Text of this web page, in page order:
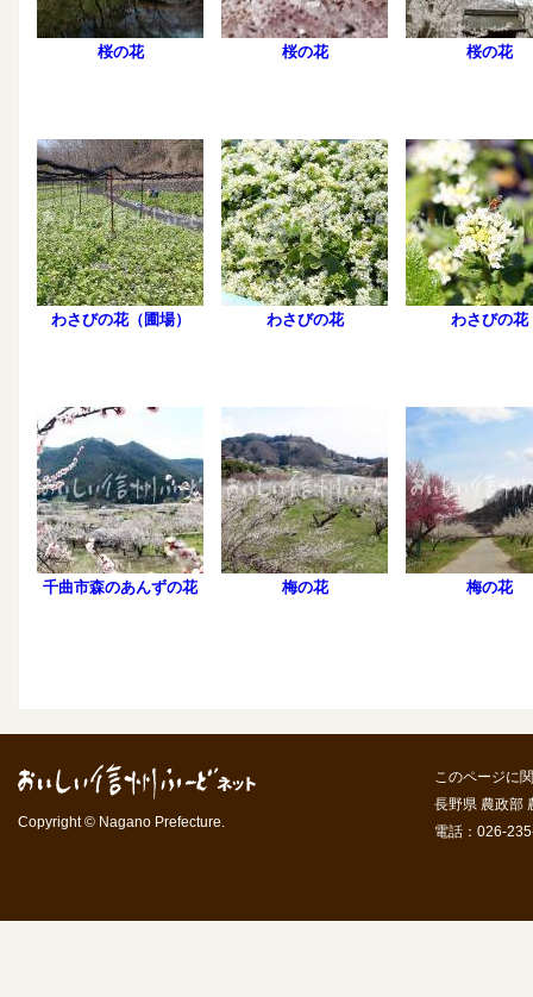
桜の花 桜の花 桜の花
わさびの花（圃場） わさびの花 わさびの花
千曲市森のあんずの花 梅の花 梅の花
Copyright © Nagano Prefecture.
このページに
長野県 農政部
電話：026-